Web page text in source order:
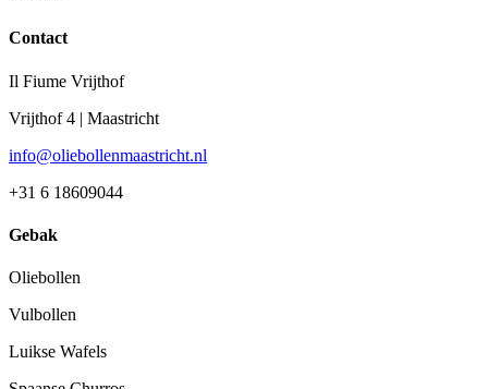
Contact
Il Fiume Vrijthof
Vrijthof 4 | Maastricht
info@oliebollenmaastricht.nl
+31 6 18609044
Gebak
Oliebollen
Vulbollen
Luikse Wafels